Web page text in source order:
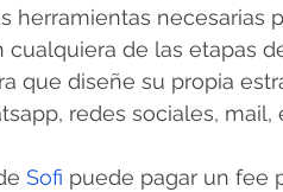
herramientas necesarias
de las etapas
que diseñe su propia
redes sociales, mail,
Sofi puede pagar un fee